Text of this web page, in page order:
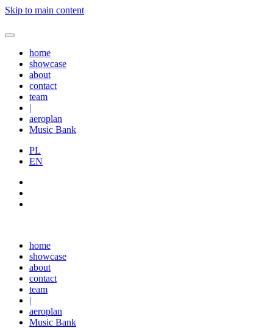
Skip to main content
home
showcase
about
contact
team
|
aeroplan
Music Bank
PL
EN
home
showcase
about
contact
team
|
aeroplan
Music Bank